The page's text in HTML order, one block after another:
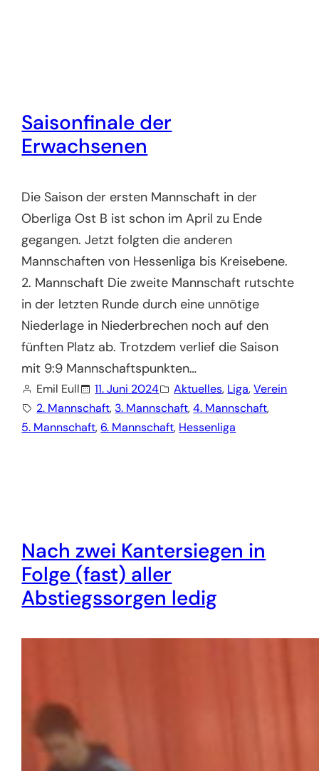
Saisonfinale der
Erwachsenen
Die Saison der ersten Mannschaft in der
Oberliga Ost B ist schon im April zu Ende
gegangen. Jetzt folgten die anderen
Mannschaften von Hessenliga bis Kreisebene.
2. Mannschaft Die zweite Mannschaft rutschte
in der letzten Runde durch eine unnötige
Niederlage in Niederbrechen noch auf den
fünften Platz ab. Trotzdem verlief die Saison
mit 9:9 Mannschaftspunkten…
Emil Eull 11. Juni 2024 Aktuelles, Liga, Verein
2. Mannschaft, 3. Mannschaft, 4. Mannschaft,
5. Mannschaft, 6. Mannschaft, Hessenliga
Nach zwei Kantersiegen in
Folge (fast) aller
Abstiegssorgen ledig